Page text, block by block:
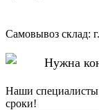
Самовывоз склад:
Нужна
Наши специалисты
сроки!